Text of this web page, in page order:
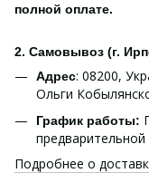
полной оплате.
2. Самовывоз (г.
Адрес: 08200,
Ольги
График работы:
Подробнее о